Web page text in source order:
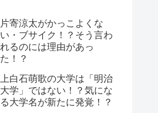
片寄涼太がかっこよくな
い・ブサイク！？そう言わ
れるのには理由があっ
た！？
上白石萌歌の大学は「明治
大学」ではない！？気にな
る大学名が新たに発覚！？